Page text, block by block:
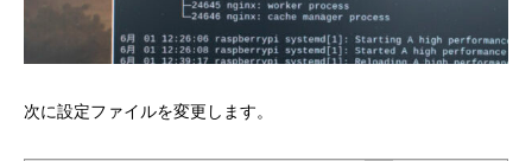
次に設定ファイルを変更します。